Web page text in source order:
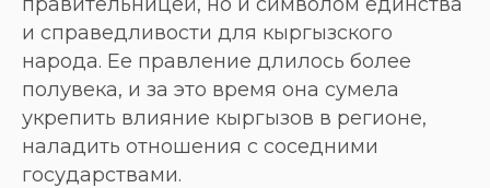
и справедливости для кыргызского
народа. Ее правление длилось более
полувека, и за это время она сумела
укрепить влияние кыргызов в регионе,
наладить отношения с соседними
государствами.